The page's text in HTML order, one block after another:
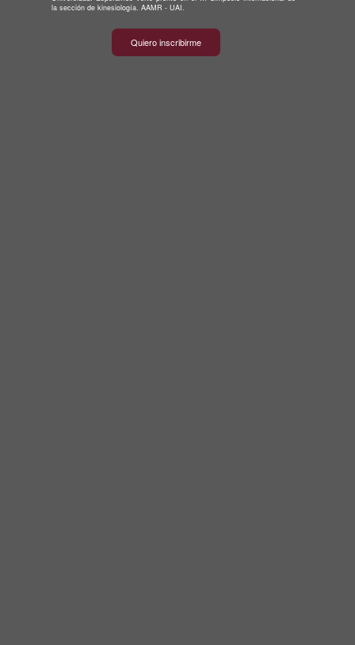
la sección de kinesiología. AAMR - UAI.
Quiero inscribirme